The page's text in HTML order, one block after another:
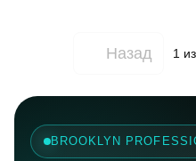
Назад 1
BROOKLYN